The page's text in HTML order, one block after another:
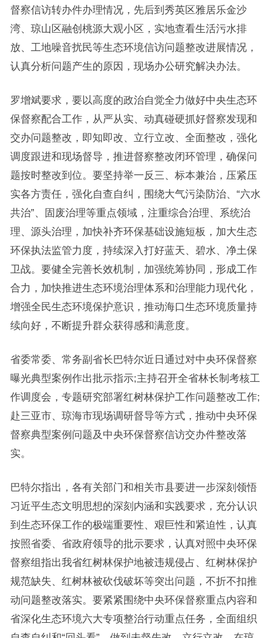
督察信访转办件办理情况，先后到秀英区雅居乐金沙
湾、琼山区融创桃源大观小区，实地查看生活污水排
放、工地噪音扰民等生态环境信访问题整改进展情况，
认真分析问题产生的原因，现场办公研究解决办法。
罗增斌要求，要以高度的政治自觉全力做好中央生态环
保督察配合工作，从严从实、动真碰硬抓好督察发现和
交办问题整改，即知即改、立行立改、全面整改，强化
调度跟进和现场督导，推进督察整改闭环管理，确保问
题按时整改到位。要坚持举一反三、标本兼治，压紧压
实各方责任，强化自查自纠，围绕大气污染防治、“六水
共治”、固废治理等重点领域，注重综合治理、系统治
理、源头治理，加快补齐环保基础设施短板，加大生态
环保执法监管力度，持续深入打好蓝天、碧水、净土保
卫战。要健全完善长效机制，加强统筹协同，形成工作
合力，加快推进生态环境治理体系和治理能力现代化，
增强全民生态环境保护意识，推动海口生态环境质量持
续向好，不断提升群众获得感和满意度。
省委常委、常务副省长巴特尔近日通过对中央环保督察
曝光典型案例作出批示指示;主持召开全省林长制考核工
作调度会，专题研究部署红树林保护工作问题整改工作;
赴三亚市、琼海市现场调研督导等方式，推动中央环保
督察典型案例问题及中央环保督察信访交办件整改落
实。
巴特尔指出，各有关部门和相关市县要进一步深刻领悟
习近平生态文明思想的深刻内涵和实践要求，充分认识
到生态环保工作的极端重要性、艰巨性和紧迫性，认真
按照省委、省政府领导的批示要求，认真对照中央环保
督察组指出我省红树林保护地被违规侵占、红树林保护
规范缺失、红树林被砍伐破坏等突出问题，不折不扣推
动问题整改落实。要紧紧围绕中央环保督察重点内容和
省深化生态环境六大专项整治行动重点任务，全面组织